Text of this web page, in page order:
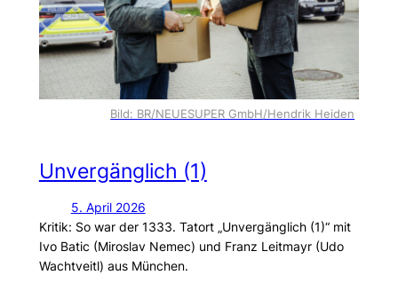
Bild: BR/NEUESUPER GmbH/Hendrik Heiden
Unvergänglich (1)
5. April 2026
Kritik: So war der 1333. Tatort „Unvergänglich (1)“ mit
Ivo Batic (Miroslav Nemec) und Franz Leitmayr (Udo
Wachtveitl) aus München.